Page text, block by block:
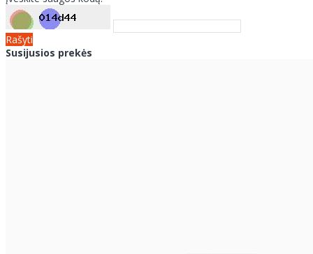
Rašyti
Susijusios prekės